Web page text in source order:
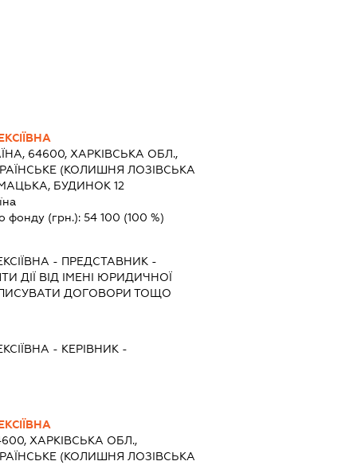
64600, ХАРКІВСЬКА ОБЛ.,
(КОЛИШНЯ ЛОЗІВСЬКА
БУДИНОК 12
фонду (грн.): 54 100 (100 %)
- ПРЕДСТАВНИК -
ДІЇ ВІД ІМЕНІ ЮРИДИЧНОЇ
ДОГОВОРИ ТОЩО
- КЕРІВНИК -
ХАРКІВСЬКА ОБЛ.,
(КОЛИШНЯ ЛОЗІВСЬКА